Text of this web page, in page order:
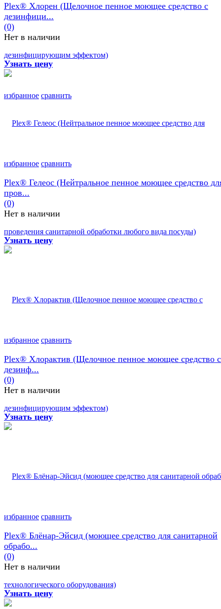
избранное сравнить
избранное сравнить
Plex® Хлорен (Щелочное пенное моющее средство с
дезинфици...
(0)
Нет в наличии
Узнать цену
избранное сравнить
Plex® Гелеос (Нейтральное пенное моющее средство
пров...
(0)
Нет в наличии
Узнать цену
избранное сравнить
Plex® Хлорактив (Щелочное пенное моющее средство с
дезинф...
(0)
Нет в наличии
Узнать цену
Plex® Блёнар-Эйсид (моющее средство для санитарной
обрабо...
(0)
Нет в наличии
Узнать цену